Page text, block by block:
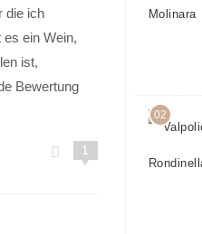
die ich
ein Wein,
ist,
Bewertung
1
02